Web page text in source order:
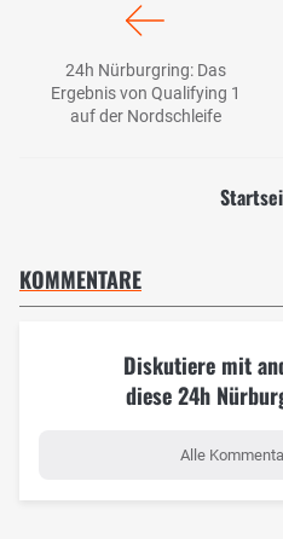
24h Nürburgring: Das
Ergebnis von Qualifying 1
auf der Nordschleife
KOMMENTARE
Diskutiere mit
diese 24h
Alle